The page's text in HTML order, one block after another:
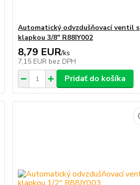
Automatický odvzdušňovací ventil s
klapkou 3/8" R88IY002
8,79 EUR/ks
7,15 EUR bez DPH
Pridať do košíka